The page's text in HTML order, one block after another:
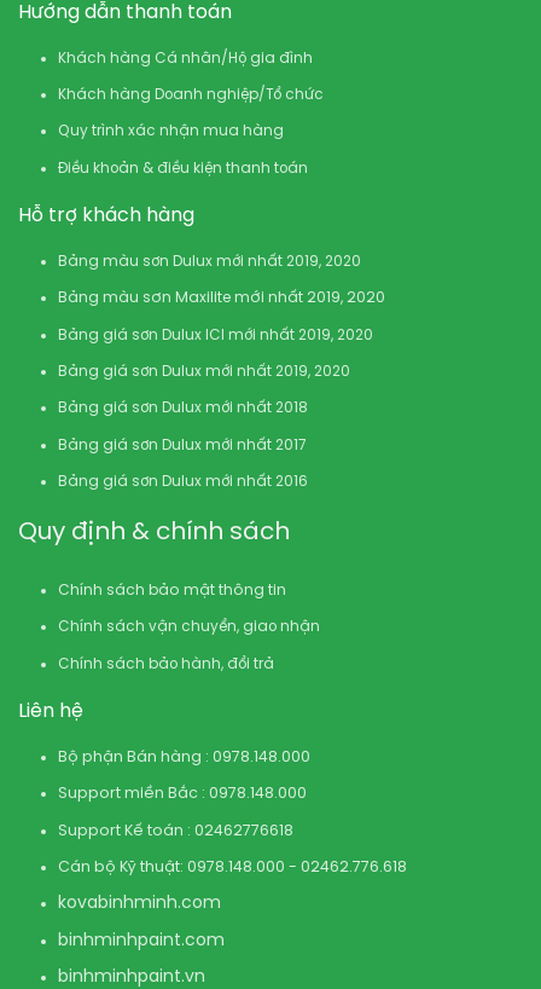
Hướng dẫn thanh toán
Khách hàng Cá nhân/Hộ gia đình
Khách hàng Doanh nghiệp/Tổ chức
Quy trình xác nhận mua hàng
Điều khoản & điều kiện thanh toán
Hỗ trợ khách hàng
Bảng màu sơn Dulux mới nhất 2019, 2020
Bảng màu sơn Maxilite mới nhất 2019, 2020
Bảng giá sơn Dulux ICI mới nhất 2019, 2020
Bảng giá sơn Dulux mới nhất 2019, 2020
Bảng giá sơn Dulux mới nhất 2018
Bảng giá sơn Dulux mới nhất 2017
Bảng giá sơn Dulux mới nhất 2016
Quy định & chính sách
Chính sách bảo mật thông tin
Chính sách vận chuyển, giao nhận
Chính sách bảo hành, đổi trả
Liên hệ
Bộ phận Bán hàng : 0978.148.000
Support miền Bắc : 0978.148.000
Support Kế toán : 02462776618
Cán bộ Kỹ thuật: 0978.148.000 - 02462.776.618
kovabinhminh.com
binhminhpaint.com
binhminhpaint.vn